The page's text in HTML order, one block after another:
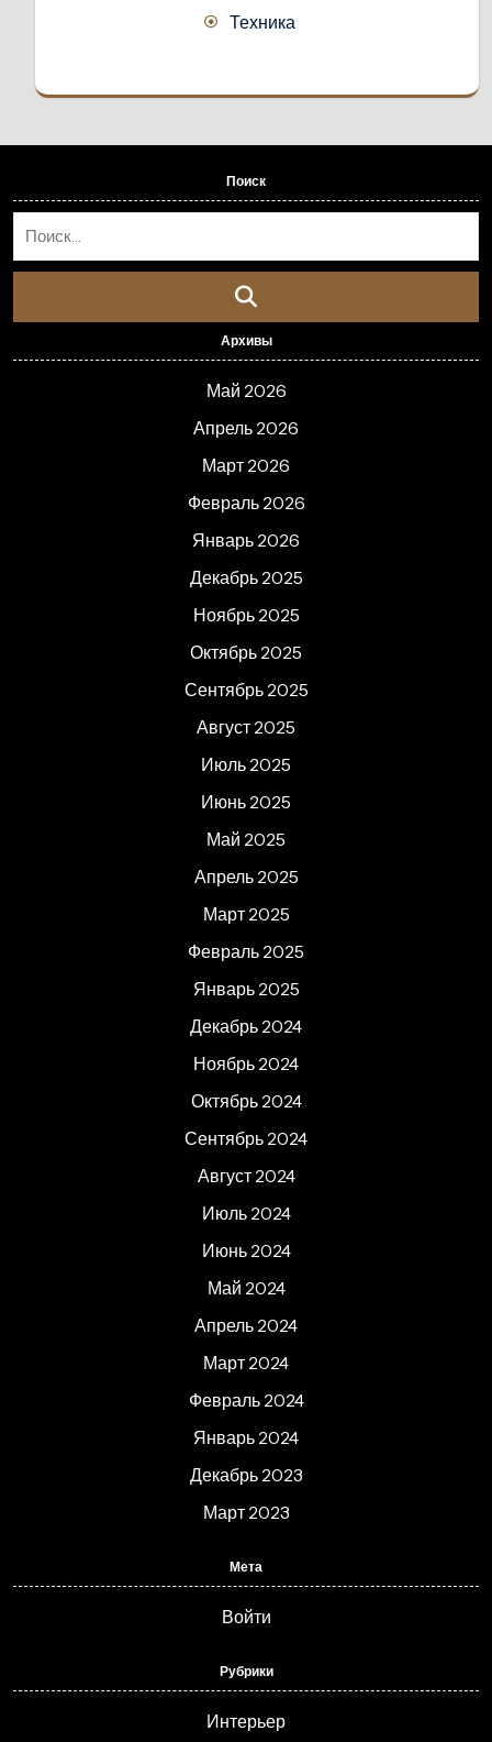
Техника
Поиск
Архивы
Май 2026
Апрель 2026
Март 2026
Февраль 2026
Январь 2026
Декабрь 2025
Ноябрь 2025
Октябрь 2025
Сентябрь 2025
Август 2025
Июль 2025
Июнь 2025
Май 2025
Апрель 2025
Март 2025
Февраль 2025
Январь 2025
Декабрь 2024
Ноябрь 2024
Октябрь 2024
Сентябрь 2024
Август 2024
Июль 2024
Июнь 2024
Май 2024
Апрель 2024
Март 2024
Февраль 2024
Январь 2024
Декабрь 2023
Март 2023
Мета
Войти
Рубрики
Интерьер